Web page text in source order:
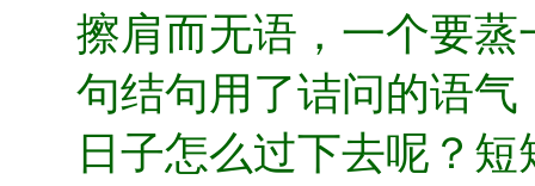
擦肩而无语，一个要
句结句用了诘问的语
日子怎么过下去呢？